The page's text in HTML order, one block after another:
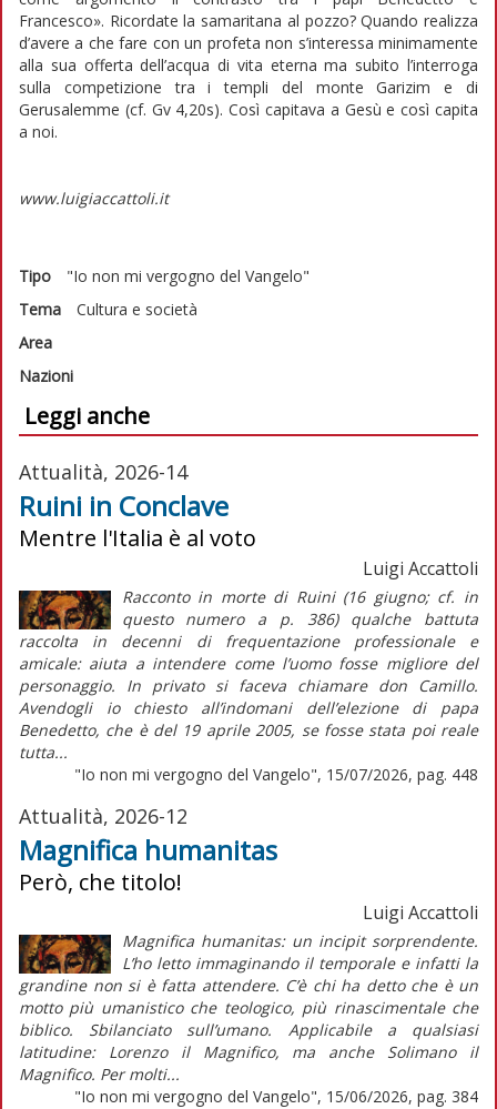
Francesco». Ricordate la samaritana al pozzo? Quando realizza
d’avere a che fare con un profeta non s’interessa minimamente
alla sua offerta dell’acqua di vita eterna ma subito l’interroga
sulla competizione tra i templi del monte Garizim e di
Gerusalemme (cf. Gv 4,20s). Così capitava a Gesù e così capita
a noi.
www.luigiaccattoli.it
Tipo
"Io non mi vergogno del Vangelo"
Tema
Cultura e società
Area
Nazioni
Leggi anche
Attualità, 2026-14
Ruini in Conclave
Mentre l'Italia è al voto
Luigi Accattoli
Racconto in morte di Ruini (16 giugno; cf. in
questo numero a p. 386) qualche battuta
raccolta in decenni di frequentazione professionale e
amicale: aiuta a intendere come l’uomo fosse migliore del
personaggio. In privato si faceva chiamare don Camillo.
Avendogli io chiesto all’indomani dell’elezione di papa
Benedetto, che è del 19 aprile 2005, se fosse stata poi reale
tutta...
"Io non mi vergogno del Vangelo", 15/07/2026, pag. 448
Attualità, 2026-12
Magnifica humanitas
Però, che titolo!
Luigi Accattoli
Magnifica humanitas: un incipit sorprendente.
L’ho letto immaginando il temporale e infatti la
grandine non si è fatta attendere. C’è chi ha detto che è un
motto più umanistico che teologico, più rinascimentale che
biblico. Sbilanciato sull’umano. Applicabile a qualsiasi
latitudine: Lorenzo il Magnifico, ma anche Solimano il
Magnifico. Per molti...
"Io non mi vergogno del Vangelo", 15/06/2026, pag. 384